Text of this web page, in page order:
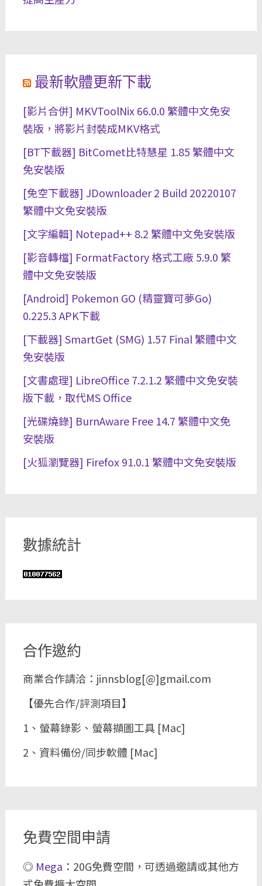
最新軟體更新下載
[影片合併] MKVToolNix 66.0.0 繁體中文免安
裝版，將影片封裝成MKV格式
[BT下載器] BitComet比特慧星 1.85 繁體中文
免安裝版
[免空下載器] JDownloader 2 Build 20220107
繁體中文免安裝版
[文字編輯] Notepad++ 8.2 繁體中文免安裝版
[影音轉檔] FormatFactory 格式工廠 5.9.0 繁
體中文免安裝版
[Android] Pokemon GO (精靈寶可夢Go)
0.225.3 APK下載
[下載器] SmartGet (SMG) 1.57 Final 繁體中文
免安裝版
[文書處理] LibreOffice 7.2.1.2 繁體中文免安裝
版下載，取代MS Office
[光碟燒錄] BurnAware Free 14.7 繁體中文免
安裝版
[火狐瀏覽器] Firefox 91.0.1 繁體中文免安裝版
數據統計
合作邀約
商業合作請洽：jinnsblog[@]gmail.com
【優先合作/評測項目】
1、螢幕錄影、螢幕擷圖工具 [Mac]
2、資料備份/同步軟體 [Mac]
免費空間申請
◎ Mega ：20G免費空間，可透過邀請或其他方